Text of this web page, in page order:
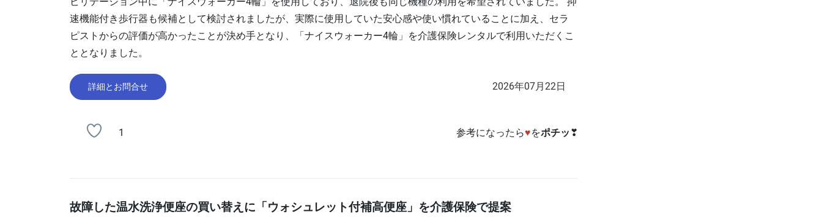
速機能付き歩行器も候補として検討されましたが、実際に使用していた安心感や使い慣れていることに加え、セラ
ピストからの評価が高かったことが決め手となり、「ナイスウォーカー4輪」を介護保険レンタルで利用いただくこ
ととなりました。
詳細とお問合せ 2026年07月22日
1 参考になったら♥をポチッ ❣
故障した温水洗浄便座の買い替えに「ウォシュレット付補高便座」を介護保険で提案